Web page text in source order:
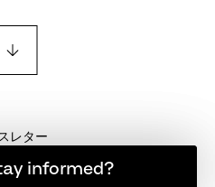
レター
最新ニュース
informed?